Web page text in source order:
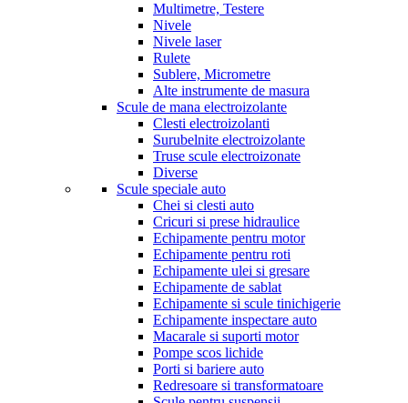
Multimetre, Testere
Nivele
Nivele laser
Rulete
Sublere, Micrometre
Alte instrumente de masura
Scule de mana electroizolante
Clesti electroizolanti
Surubelnite electroizolante
Truse scule electroizonate
Diverse
Scule speciale auto
Chei si clesti auto
Cricuri si prese hidraulice
Echipamente pentru motor
Echipamente pentru roti
Echipamente ulei si gresare
Echipamente de sablat
Echipamente si scule tinichigerie
Echipamente inspectare auto
Macarale si suporti motor
Pompe scos lichide
Porti si bariere auto
Redresoare si transformatoare